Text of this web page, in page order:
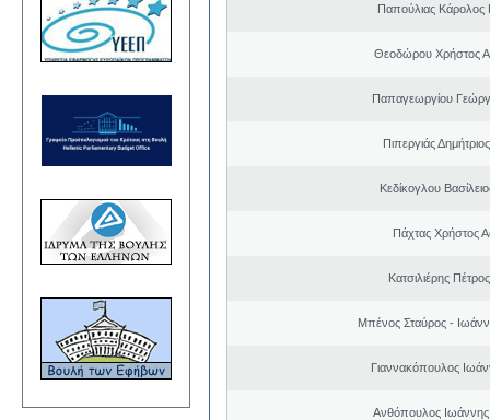
Παπούλιας Κάρολος
Θεοδώρου Χρήστος
Παπαγεωργίου
Πιπεργιάς
Κεδίκογλου
Πάχτας Χρήστος
Κατσιλιέρης
Μπένος Σταύρος -
Γιαννακόπουλος
Ανθόπουλος Ιωάννης